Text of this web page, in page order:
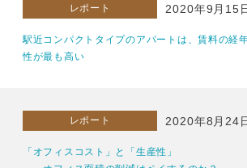
レポート 2020年9月15
駅近コンパクトタイプのアパートは、賃料の経
性が最も高い
レポート 2020年8月24
「オフィスコスト」と「生産性」